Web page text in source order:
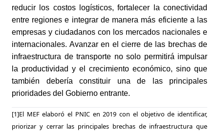
reducir los costos logísticos, fortalecer la conectividad
entre regiones e integrar de manera más eficiente a las
empresas y ciudadanos con los mercados nacionales e
internacionales. Avanzar en el cierre de las brechas de
infraestructura de transporte no solo permitirá impulsar
la productividad y el crecimiento económico, sino que
también debería constituir una de las principales
prioridades del Gobierno entrante.
[1]El MEF elaboró el PNIC en 2019 con el objetivo de identificar,
priorizar y cerrar las principales brechas de infraestructura que